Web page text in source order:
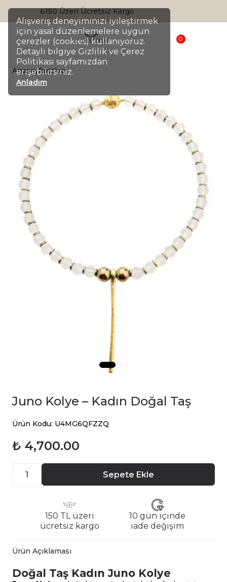
Alışveriş deneyiminizi iyileştirmek
için yasal düzenlemelere uygun
çerezler (cookies) kullanıyoruz.
Detaylı bilgiye Gizlilik ve Çerez
Politikası sayfamızdan
erişebilirsiniz.
Anladım
Sepette %20 İndirim
0
AnasayfaKolye
Juno Kolye – Kadın Doğal Taş
Ürün Kodu: U4MG6QFZZQ
₺ 4,700.00
Sepete Ekle
150 TL üzeri
ücretsiz kargo
10 gün içinde
iade değişim
Ürün Açıklaması
Doğal Taş Kadın Juno Kolye